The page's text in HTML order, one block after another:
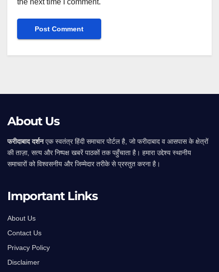
About Us
फरीदाबाद दर्शनएक स्वतंत्र हिंदी समाचार पोर्टल है, जो फरीदाबाद व आसपास के क्षेत्रों
की ताज़ा, सत्य और निष्पक्ष खबरें पाठकों तक पहुँचाता है। हमारा उद्देश्य स्थानीय
समाचारों को विश्वसनीय और जिम्मेदार तरीके से प्रस्तुत करना है।
Important Links
About Us
Contact Us
Privacy Policy
Disclaimer